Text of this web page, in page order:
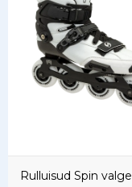
Rulluisud Spin valge